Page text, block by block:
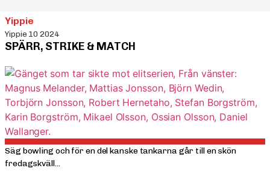
Yippie
Yippie 10 2024
SPÄRR, STRIKE & MATCH
Säg bowling och för en del kanske tankarna går till en skön
fredagskväll...